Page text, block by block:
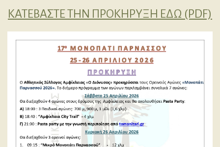
ΚΑΤΕΒΑΣΤΕ ΤΗΝ ΠΡΟΚΗΡΥΞΗ ΕΔΩ (PDF)